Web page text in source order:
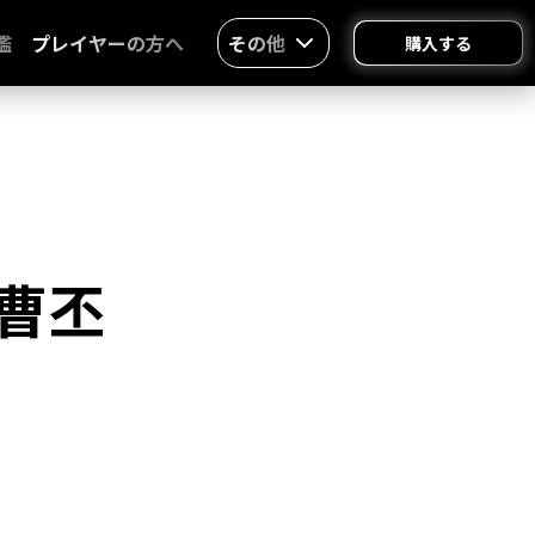
プレイヤーの方へ その他 購入する
丕